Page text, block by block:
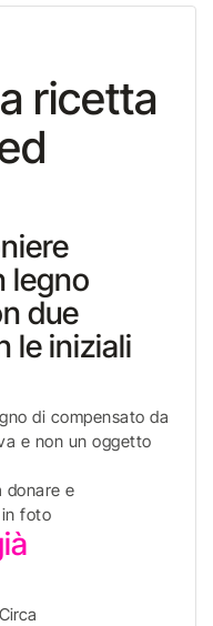
ricetta
legno
due
le iniziali
di compensato da
e non un oggetto
donare e
foto